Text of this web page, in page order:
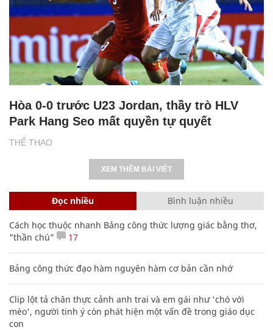
THỂ THAO
Hòa 0-0 trước U23 Jordan, thầy trò HLV
Park Hang Seo mất quyền tự quyết
XEM THÊM BÀI VIẾT
Đọc nhiều Bình luận nhiều
Cách học thuộc nhanh Bảng công thức lượng giác bằng thơ,
"thần chú"
17
Bảng công thức đạo hàm nguyên hàm cơ bản cần nhớ
Clip lột tả chân thực cảnh anh trai và em gái như 'chó với
mèo', người tinh ý còn phát hiện một vấn đề trong giáo dục
con